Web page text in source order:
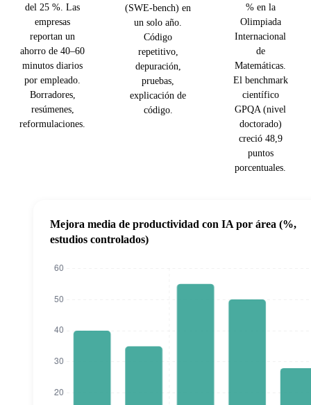
del 25 %. Las
empresas
reportan un
ahorro de 40–60
minutos diarios
por empleado.
Borradores,
resúmenes,
reformulaciones.
(SWE-bench) en
un solo año.
Código
repetitivo,
depuración,
pruebas,
explicación de
código.
% en la
Olimpiada
Internacional
de
Matemáticas.
El benchmark
científico
GPQA (nivel
doctorado)
creció 48,9
puntos
porcentuales.
Mejora media de productividad con IA por área (%,
estudios controlados)